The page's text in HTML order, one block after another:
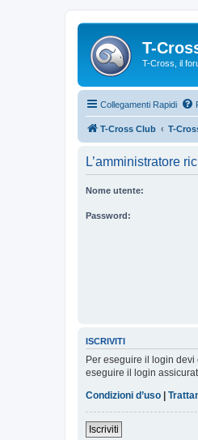
T-
T-Cross, il
Collegamenti Rapidi
T-Cross Club T-
L’amministratore
Nome utente:
Password:
ISCRIVITI
Per eseguire il login
eseguire il login
Condizioni d’uso
Iscriviti